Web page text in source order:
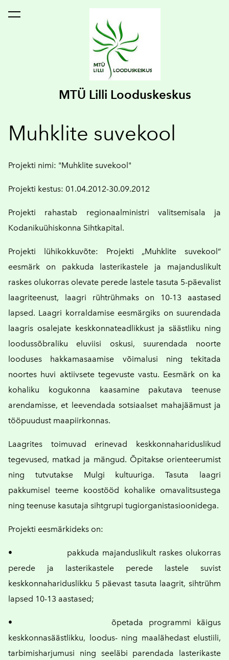
MTÜ Lilli Looduskeskus
lisati ostukorvi. Vaata ostukorvi
Muhklite suvekool
Projekti nimi: "Muhklite suvekool"
Projekti kestus: 01.04.2012-30.09.2012
Projekti rahastab
regionaalministri valitsemisala ja
Kodanikuühiskonna Sihtkapital.
Projekti lühikokkuvõte: Projekti „Muhklite suvekool“
eesmärk on pakkuda lasterikastele ja majanduslikult
raskes olukorras olevate perede lastele tasuta 5-päevalist
laagriteenust, laagri rühtrühmaks on 10-13 aastased
lapsed. Laagri korraldamise eesmärgiks on suurendada
laagris osalejate keskkonnateadlikkust ja säästliku ning
loodussõbraliku eluviisi oskusi, suurendada noorte
looduses hakkamasaamise võimalusi ning tekitada
noortes huvi aktiivsete tegevuste vastu. Eesmärk on ka
kohaliku kogukonna kaasamine pakutava teenuse
arendamisse, et leevendada sotsiaalset mahajäämust ja
tööpuudust maapiirkonnas.
Laagrites toimuvad erinevad keskkonnahariduslikud
tegevused, matkad ja mängud. Õpitakse orienteerumist
ning tutvutakse Mulgi kultuuriga. Tasuta laagri
pakkumisel teeme koostööd kohalike omavalitsustega
ning teenuse kasutaja sihtgrupi tugiorganistasioonidega.
Projekti eesmärkideks on:
• pakkuda majanduslikult raskes olukorras
perede ja lasterikastele perede lastele suvist
keskkonnahariduslikku 5 päevast tasuta laagrit, sihtrühm
lapsed 10-13 aastased;
• õpetada programmi käigus
keskkonnasäästlikku, loodus- ning maalähedast elustiili,
tarbimisharjumusi ning seeläbi parendada lasterikaste